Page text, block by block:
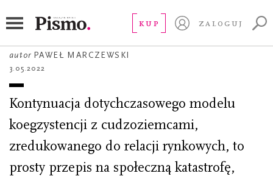
KUP ZALOGUJ
Obywatel imigrant
autor PAWEŁ MARCZEWSKI
3.05.2022
Kontynuacja dotychczasowego modelu
koegzystencji z cudzoziemcami,
zredukowanego do relacji rynkowych, to
prosty przepis na społeczną katastrofę,